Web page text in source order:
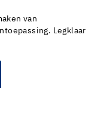
van
Legklaar